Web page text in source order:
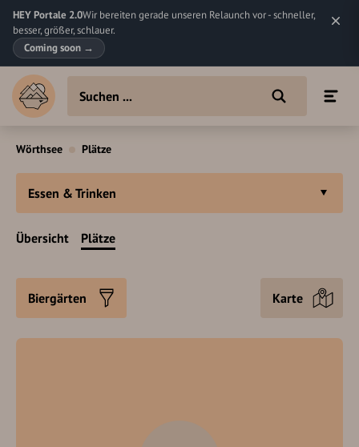
HEY Portale 2.0Wir bereiten gerade unseren Relaunch vor - schneller,
besser, größer, schlauer.
Coming soon →
Wörthsee Plätze
Essen & Trinken
Übersicht Plätze
Biergärten Karte